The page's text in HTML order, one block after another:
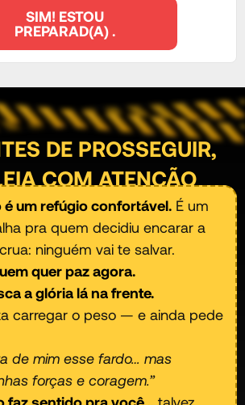
SIM! ESTOU
PREPARAD(A) .
DE PROSSEGUIR,
COM ATENÇÃO
é um refúgio confortável. É um
pra quem decidiu encarar a
ninguém vai te salvar.
quer paz agora.
a glória lá na frente.
carregar o peso — e ainda pede
de mim esse fardo… mas
forças e coragem.”